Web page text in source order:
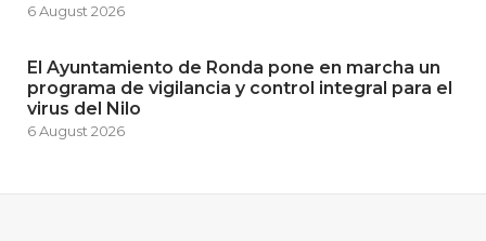
6 August 2026
El Ayuntamiento de Ronda pone en marcha un
programa de vigilancia y control integral para el
virus del Nilo
6 August 2026